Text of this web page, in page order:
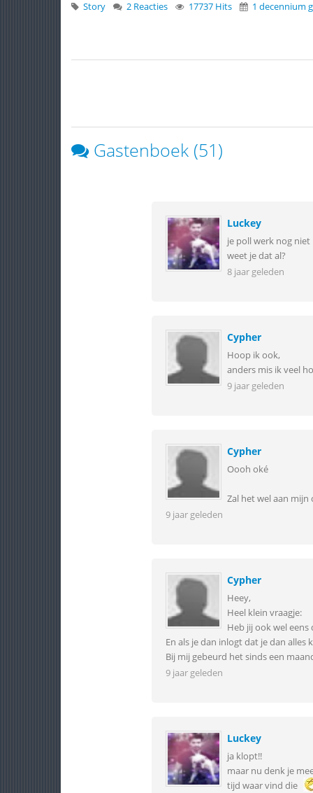
Story 2 Reacties 17737 Hits 1 decennium
Gastenboek (51)
Luckey
je poll werk nog niet
weet je dat al?
8 jaar geleden
Cypher
Hoop ik ook,
anders mis ik veel
9 jaar geleden
Cypher
Oooh oké
Zal het wel aan
9 jaar geleden
Cypher
Heey,
Heel klein vraagje:
Heb jij ook wel
En als je dan inlogt dat je dan alles
Bij mij gebeurd het sinds een
9 jaar geleden
Luckey
ja klopt!!
maar nu denk je
tijd waar vind die